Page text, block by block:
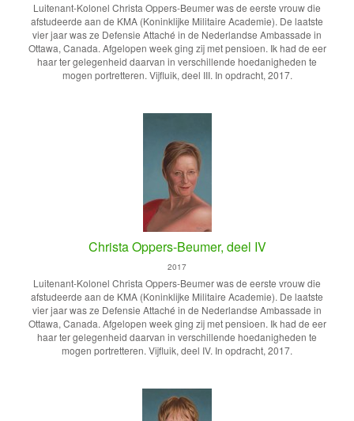
Luitenant-Kolonel Christa Oppers-Beumer was de eerste vrouw die
afstudeerde aan de KMA (Koninklijke Militaire Academie). De laatste
vier jaar was ze Defensie Attaché in de Nederlandse Ambassade in
Ottawa, Canada. Afgelopen week ging zij met pensioen. Ik had de eer
haar ter gelegenheid daarvan in verschillende hoedanigheden te
mogen portretteren. Vijfluik, deel III. In opdracht, 2017.
Christa Oppers-Beumer, deel IV
2017
Luitenant-Kolonel Christa Oppers-Beumer was de eerste vrouw die
afstudeerde aan de KMA (Koninklijke Militaire Academie). De laatste
vier jaar was ze Defensie Attaché in de Nederlandse Ambassade in
Ottawa, Canada. Afgelopen week ging zij met pensioen. Ik had de eer
haar ter gelegenheid daarvan in verschillende hoedanigheden te
mogen portretteren. Vijfluik, deel IV. In opdracht, 2017.